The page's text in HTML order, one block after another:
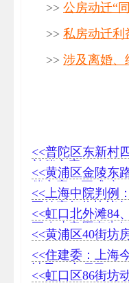
>> 公房动迁“
>> 私房动迁利
>> 涉及离婚、
<<普陀区东新村
补偿方案
<<黄浦区金陵东
偿方案（正式稿）
<<上海中院判例
不签字征收协议仍
<<虹口北外滩84
区改建意愿事先
标
<<黄浦区40街坊
<<住建委：上海
涉及46个项目
<<虹口区86街坊